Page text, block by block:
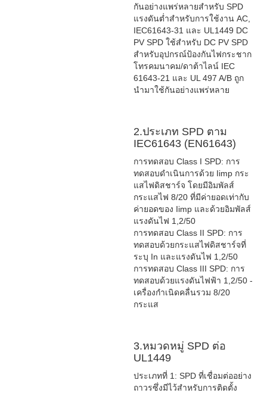
กันอย่างแพร่หลายสำหรับ SPD
แรงดันต่ำสำหรับการใช้งาน AC,
IEC61643-31 และ UL1449 DC
PV SPD ใช้สำหรับ DC PV SPD
สำหรับอุปกรณ์ป้องกันไฟกระชาก
โทรคมนาคม/ดาต้าไลน์ IEC
61643-21 และ UL 497 A/B ถูก
นำมาใช้กันอย่างแพร่หลาย
2.ประเภท SPD ตาม
IEC61643 (EN61643)
การทดสอบ Class I SPD: การ
ทดสอบดำเนินการด้วย Iimp กระ
แสไฟดิสชาร์จ โดยมีอิมพัลส์
กระแสไฟ 8/20 ที่มีค่ายอดเท่ากับ
ค่ายอดของ Iimp และด้วยอิมพัลส์
แรงดันไฟ 1,2/50
การทดสอบ Class II SPD: การ
ทดสอบด้วยกระแสไฟดิสชาร์จที่
ระบุ In และแรงดันไฟ 1,2/50
การทดสอบ Class III SPD: การ
ทดสอบด้วยแรงดันไฟฟ้า 1,2/50 -
เครื่องกำเนิดคลื่นรวม 8/20
กระแส
3.หมวดหมู่ SPD ต่อ
UL1449
ประเภทที่ 1: SPD ที่เชื่อมต่ออย่าง
ถาวรซึ่งมีไว้สำหรับการติดตั้ง